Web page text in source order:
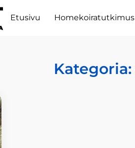
Etusivu Homekoiratutkimus
Kategoria: